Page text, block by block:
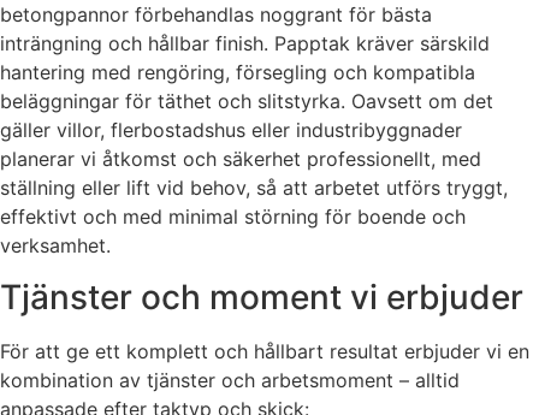
betongpannor förbehandlas noggrant för bästa
inträngning och hållbar finish. Papptak kräver särskild
hantering med rengöring, försegling och kompatibla
beläggningar för täthet och slitstyrka. Oavsett om det
gäller villor, flerbostadshus eller industribyggnader
planerar vi åtkomst och säkerhet professionellt, med
ställning eller lift vid behov, så att arbetet utförs tryggt,
effektivt och med minimal störning för boende och
verksamhet.
Tjänster och moment vi erbjuder
För att ge ett komplett och hållbart resultat erbjuder vi en
kombination av tjänster och arbetsmoment – alltid
anpassade efter taktyp och skick: